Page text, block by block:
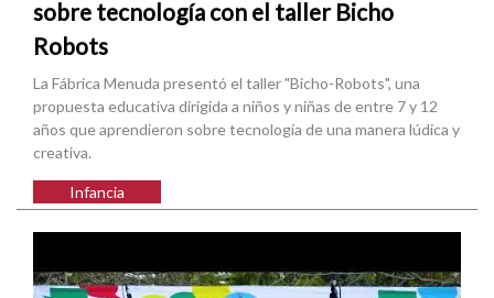
sobre tecnología con el taller Bicho
Robots
La Fábrica Menuda presentó el taller "Bicho-Robots", una
propuesta educativa dirigida a niños y niñas de entre 7 y 12
años que aprendieron sobre tecnología de una manera lúdica y
creativa.
Infancia